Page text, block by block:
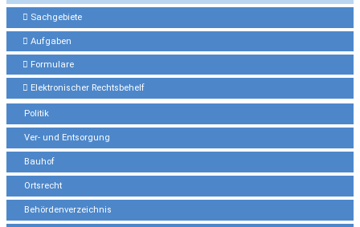
Sachgebiete
Aufgaben
Formulare
Elektronischer Rechtsbehelf
Politik
Ver- und Entsorgung
Bauhof
Ortsrecht
Behördenverzeichnis